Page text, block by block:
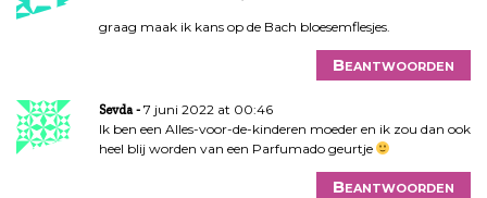
graag maak ik kans op de Bach bloesemflesjes.
Beantwoorden
Sevda
7 juni 2022 at 00:46
Ik ben een Alles-voor-de-kinderen moeder en ik zou dan ook
heel blij worden van een Parfumado geurtje
Beantwoorden